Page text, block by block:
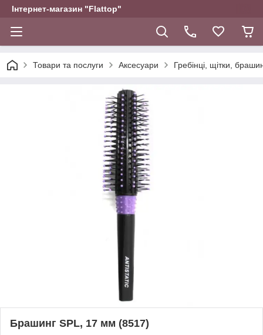
Інтернет-магазин "Flattop"
Товари та послуги Аксесуари Гребінці, щітки,
Брашинг SPL, 17 мм (8517)